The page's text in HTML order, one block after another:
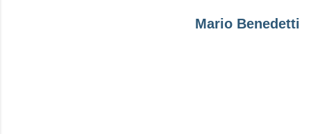
Mario Benedetti